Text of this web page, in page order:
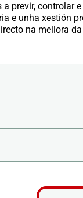
a previr,
e unha xestión
na mellora